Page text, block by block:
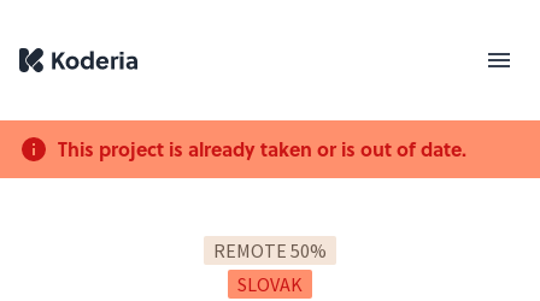
This project is already taken or is out of date.
REMOTE 50%
SLOVAK